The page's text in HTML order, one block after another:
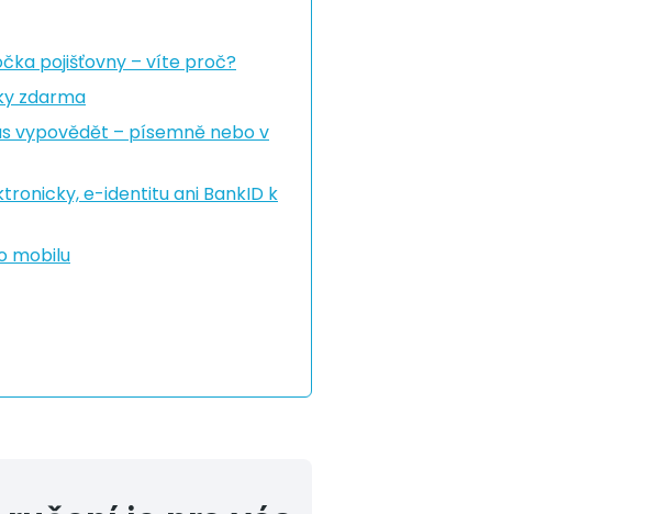
pojišťovny – víte proč?
zdarma
vypovědět – písemně nebo v
e-identitu ani BankID k
mobilu